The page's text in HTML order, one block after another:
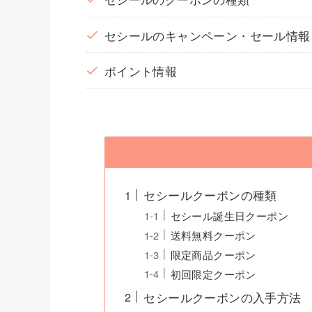
セシールのキャンペーン・セール情報
ポイント情報
セシールクーポンの種類
セシール誕生日クーポン
送料無料クーポン
限定商品クーポン
初回限定クーポン
セシールクーポンの入手方法